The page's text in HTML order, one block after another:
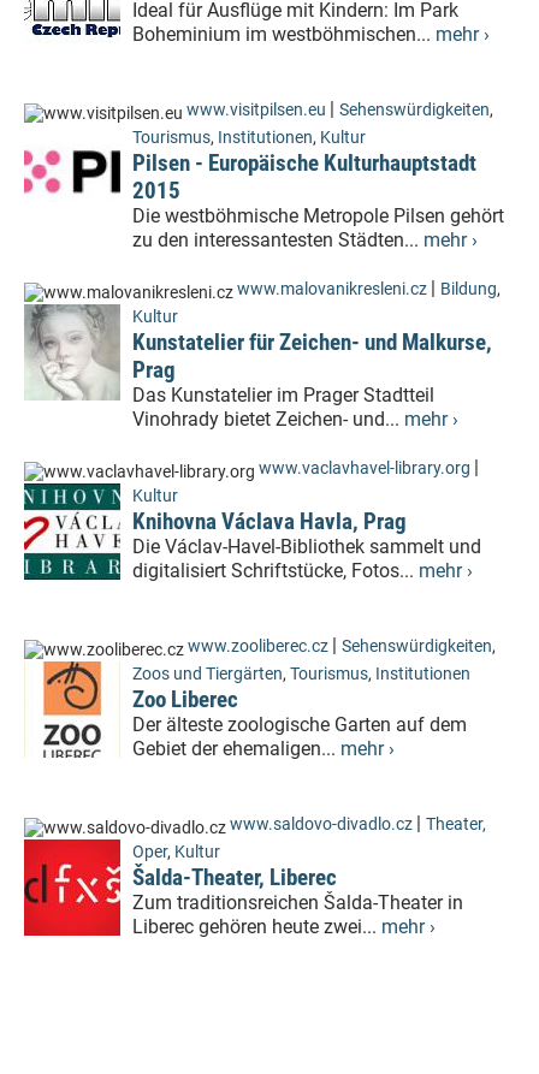
Ideal für Ausflüge mit Kindern: Im Park
Boheminium im westböhmischen... mehr ›
www.visitpilsen.eu | Sehenswürdigkeiten,
Tourismus, Institutionen, Kultur
Pilsen - Europäische Kulturhauptstadt
2015
Die westböhmische Metropole Pilsen gehört
zu den interessantesten Städten... mehr ›
www.malovanikresleni.cz | Bildung,
Kultur
Kunstatelier für Zeichen- und Malkurse,
Prag
Das Kunstatelier im Prager Stadtteil
Vinohrady bietet Zeichen- und... mehr ›
www.vaclavhavel-library.org |
Kultur
Knihovna Václava Havla, Prag
Die Václav-Havel-Bibliothek sammelt und
digitalisiert Schriftstücke, Fotos... mehr ›
www.zooliberec.cz | Sehenswürdigkeiten,
Zoos und Tiergärten, Tourismus, Institutionen
Zoo Liberec
Der älteste zoologische Garten auf dem
Gebiet der ehemaligen... mehr ›
www.saldovo-divadlo.cz | Theater,
Oper, Kultur
Šalda-Theater, Liberec
Zum traditionsreichen Šalda-Theater in
Liberec gehören heute zwei... mehr ›